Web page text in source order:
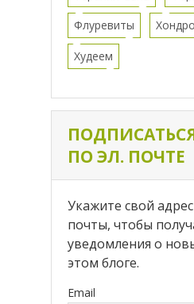
Флуревиты
Худеем
ПО ЭЛ. ПОЧТЕ
Укажите свой
почты, чтобы
уведомления о
этом блоге.
Email